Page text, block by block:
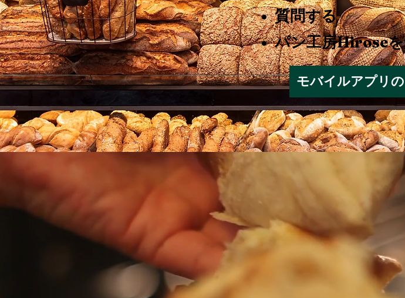
質問する
パン工房Hirose
モバイルアプリ